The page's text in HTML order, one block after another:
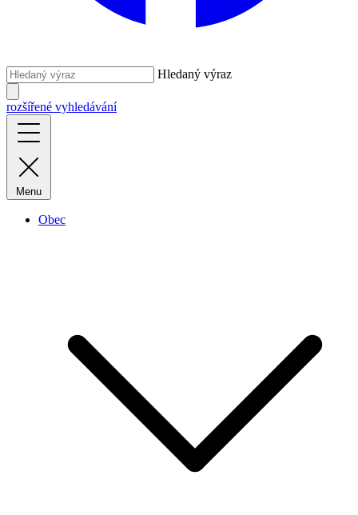
Hledaný výraz
rozšířené vyhledávání
Menu
Obec